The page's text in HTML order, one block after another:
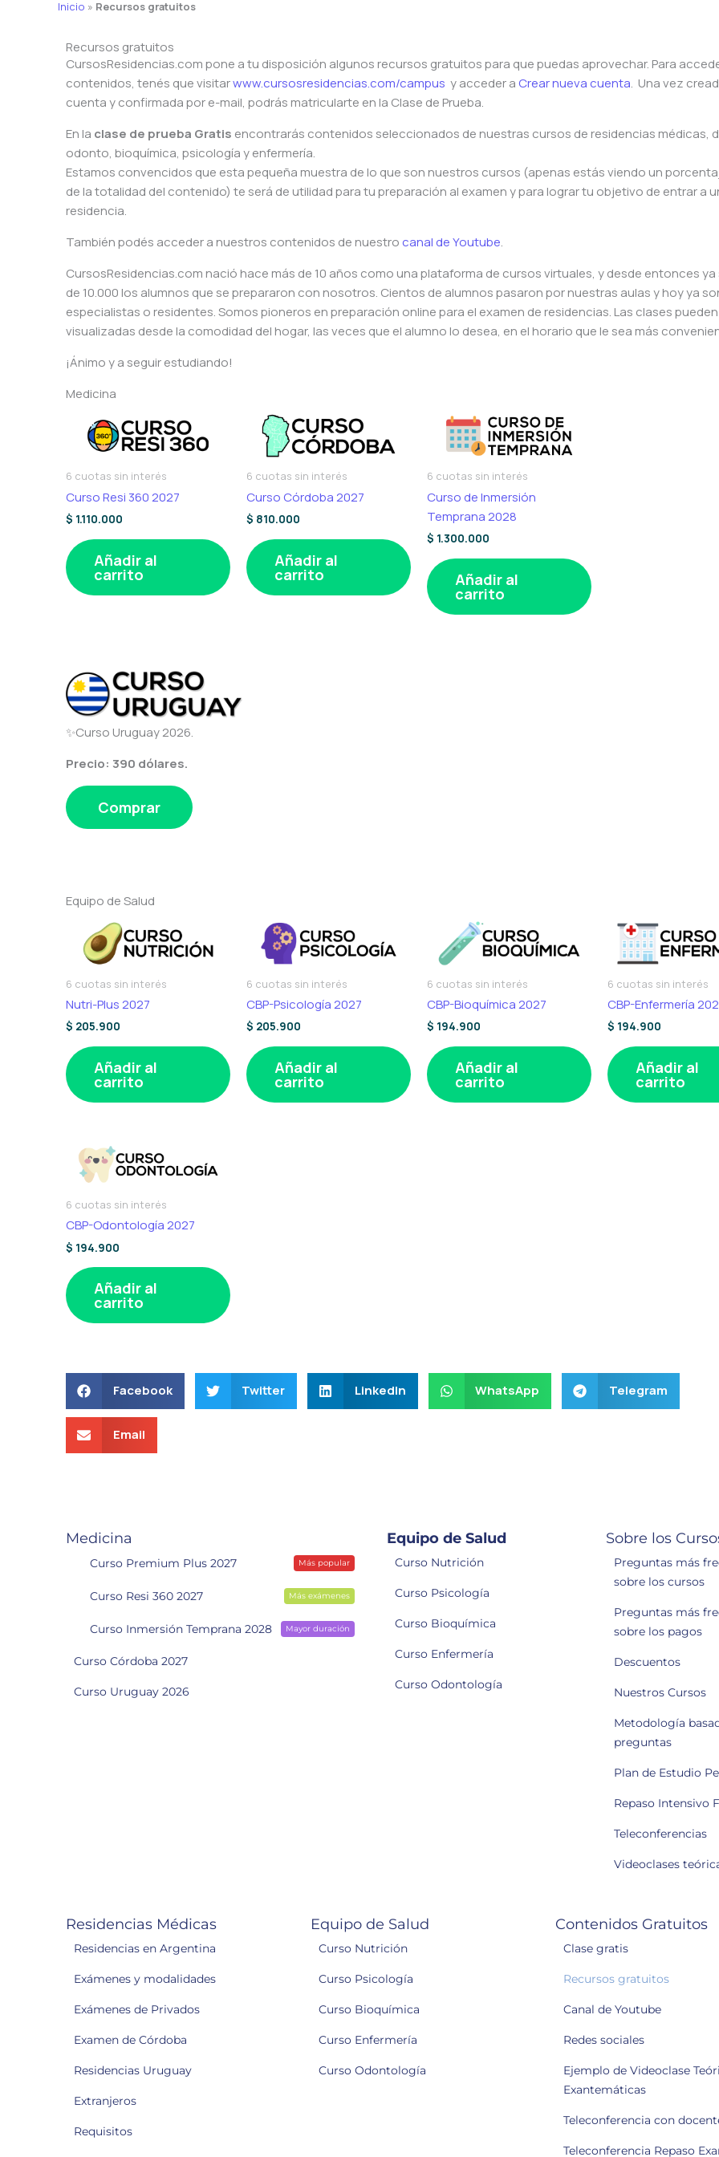
Inicio » Recursos gratuitos
Recursos gratuitos
CursosResidencias.com pone a tu disposición algunos recursos gratuitos para que puedas aprovechar. Para
contenidos, tenés que visitarwww.cursosresidencias.com/campus y acceder a Crear nueva cuenta. Una vez
cuenta y confirmada por e-mail, podrás matricularte en la Clase de Prueba.
En la clase de prueba Gratis encontrarás contenidos seleccionados de nuestras cursos de residencias médicas,
odonto, bioquímica, psicología y enfermería.
Estamos convencidos que esta pequeña muestra de lo que son nuestros cursos (apenas estás viendo un
de la totalidad del contenido) te será de utilidad para tu preparación al examen y para lograr tu objetivo de entrar a
residencia.
También podés acceder a nuestros contenidos de nuestro canal de Youtube.
CursosResidencias.com nació hace más de 10 años como una plataforma de cursos virtuales, y desde entonces ya
de 10.000 los alumnos que se prepararon con nosotros. Cientos de alumnos pasaron por nuestras aulas y hoy ya
especialistas o residentes. Somos pioneros en preparación online para el examen de residencias. Las clases
visualizadas desde la comodidad del hogar, las veces que el alumno lo desea, en el horario que le sea más
¡Ánimo y a seguir estudiando!
Medicina
6 cuotas sin interés
Curso Resi 360 2027
$ 1.110.000
Añadir al
carrito
6 cuotas sin interés
Curso Córdoba 2027
$ 810.000
Añadir al
carrito
6 cuotas sin interés
Curso de Inmersión
Temprana 2028
$ 1.300.000
Añadir al
carrito
✨Curso Uruguay 2026.
Precio: 390 dólares.
Comprar
Equipo de Salud
6 cuotas sin interés
Nutri-Plus 2027
$ 205.900
Añadir al
carrito
6 cuotas sin interés
CBP-Psicología 2027
$ 205.900
Añadir al
carrito
6 cuotas sin interés
CBP-Bioquímica 2027
$ 194.900
Añadir al
carrito
6 cuotas sin interés
CBP-Enfermería
$ 194.900
Añadir al
carrito
6 cuotas sin interés
CBP-Odontología 2027
$ 194.900
Añadir al
carrito
Facebook Twitter LinkedIn WhatsApp Telegram
Email
Medicina
Curso Premium Plus 2027 Más popular
Curso Resi 360 2027 Más exámenes
Curso Inmersión Temprana 2028 Mayor duración
Curso Córdoba 2027
Curso Uruguay 2026
Equipo de Salud
Curso Nutrición
Curso Psicología
Curso Bioquímica
Curso Enfermería
Curso Odontología
Sobre los
Preguntas más
sobre los cursos
Preguntas más
sobre los pagos
Descuentos
Nuestros Cursos
Metodología
preguntas
Plan de Estudio
Repaso Intensivo
Teleconferencias
Videoclases
Residencias Médicas
Residencias en Argentina
Exámenes y modalidades
Exámenes de Privados
Examen de Córdoba
Residencias Uruguay
Extranjeros
Requisitos
Equipo de Salud
Curso Nutrición
Curso Psicología
Curso Bioquímica
Curso Enfermería
Curso Odontología
Contenidos Gratuitos
Clase gratis
Recursos gratuitos
Canal de Youtube
Redes sociales
Ejemplo de Videoclase
Exantemáticas
Teleconferencia con
Teleconferencia Repaso